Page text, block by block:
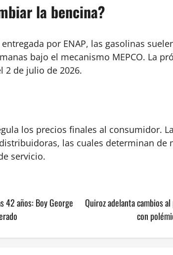
la bencina?
por ENAP, las gasolinas
bajo el mecanismo MEPCO. La
2 de julio de 2026.
los precios finales al consumidor.
las cuales determinan de
servicio.
42 años: Boy George
Quiroz adelanta cambios
con